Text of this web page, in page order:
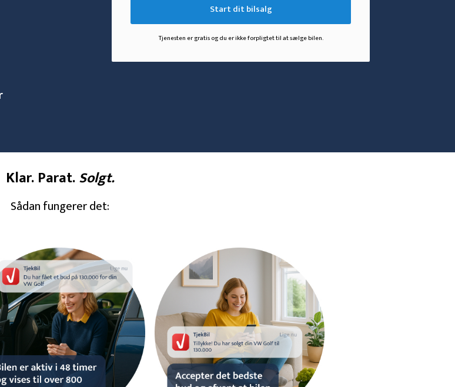
Start dit bilsalg
Tjenesten er gratis og du er ikke forpligtet til at sælge bilen.
Klar. Parat.Solgt.
Sådan fungerer det: